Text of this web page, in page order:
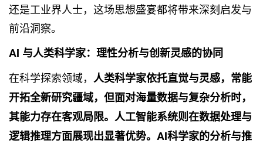
还是工业界人士，这场思想盛宴都将带来深刻启发与
前沿洞察。
AI 与人类科学家：理性分析与创新灵感的协同
在科学探索领域， 人类科学家依托直觉与灵感，常能
开拓全新研究疆域，但面对海量数据与复杂分析时，
其能力存在客观局限。人工智能系统则在数据处理与
逻辑推理方面展现出显著优势。AI科学家的分析与推